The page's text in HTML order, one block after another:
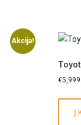
Akcija!
€
Į